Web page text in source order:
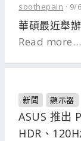
soothepain 9/
華碩最近舉
Read
新聞 顯示器
ASUS 推出
HDR、